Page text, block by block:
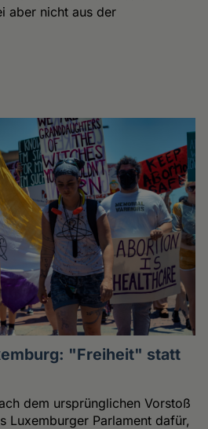
aber nicht aus der
"Freiheit" statt
dem ursprünglichen Vorstoß
Luxemburger Parlament dafür,